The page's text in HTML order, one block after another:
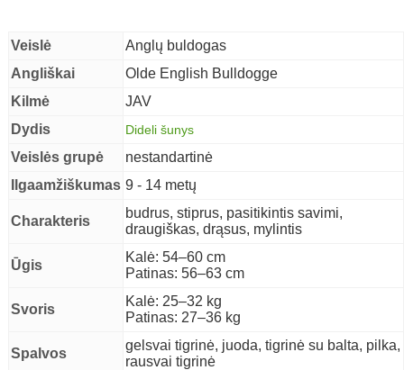
Veislė
Anglų buldogas
Angliškai
Olde English Bulldogge
Kilmė
JAV
Dydis
Dideli šunys
Veislės grupė
nestandartinė
Ilgaamžiškumas 9 - 14 metų
Charakteris
budrus, stiprus, pasitikintis savimi,
draugiškas, drąsus, mylintis
Ūgis
Kalė: 54–60 cm
Patinas: 56–63 cm
Svoris
Kalė: 25–32 kg
Patinas: 27–36 kg
Spalvos
gelsvai tigrinė, juoda, tigrinė su balta, pilka,
rausvai tigrinė